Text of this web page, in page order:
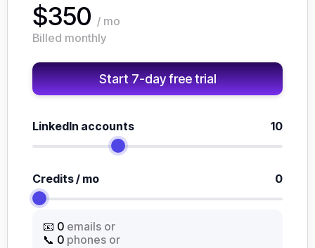
$350 / mo
Billed monthly
Start 7-day free trial
LinkedIn accounts 10
Credits / mo 0
📧 0 emails or
📞 0 phones or